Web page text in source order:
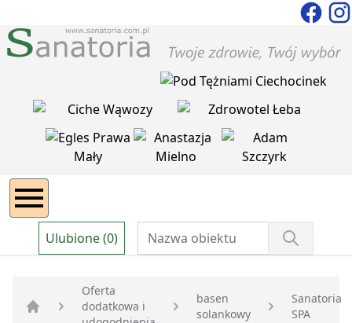
Ulubione (0)
Oferta
dodatkowa i
basen
solankowy
Sanatoria
SPA